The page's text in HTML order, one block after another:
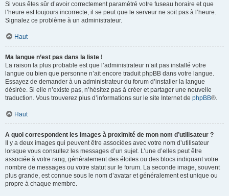
Si vous êtes sûr d’avoir correctement paramétré votre fuseau horaire et que
l’heure est toujours incorrecte, il se peut que le serveur ne soit pas à l’heure.
Signalez ce problème à un administrateur.
Haut
Ma langue n’est pas dans la liste !
La raison la plus probable est que l’administrateur n’ait pas installé votre
langue ou bien que personne n’ait encore traduit phpBB dans votre langue.
Essayez de demander à un administrateur du forum d’installer la langue
désirée. Si elle n’existe pas, n’hésitez pas à créer et partager une nouvelle
traduction. Vous trouverez plus d’informations sur le site Internet de phpBB®.
Haut
A quoi correspondent les images à proximité de mon nom d’utilisateur ?
Il y a deux images qui peuvent être associées avec votre nom d’utilisateur
lorsque vous consultez les messages d’un sujet. L’une d’elles peut être
associée à votre rang, généralement des étoiles ou des blocs indiquant votre
nombre de messages ou votre statut sur le forum. La seconde image, souvent
plus grande, est connue sous le nom d’avatar et généralement est unique ou
propre à chaque membre.